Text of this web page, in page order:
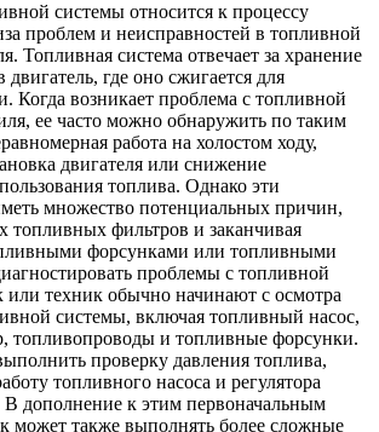
системы относится к процессу
проблем и неисправностей в топливной
Топливная система отвечает за хранение
где оно сжигается для
Когда возникает проблема с топливной
ее часто можно обнаружить по таким
работа на холостом ходу,
двигателя или снижение
топлива. Однако эти
множество потенциальных причин,
топливных фильтров и заканчивая
форсунками или топливными
проблемы с топливной
или техник обычно начинают с осмотра
системы, включая топливный насос,
топливопроводы и топливные форсунки.
проверку давления топлива,
топливного насоса и регулятора
В дополнение к этим первоначальным
может также выполнять более сложные